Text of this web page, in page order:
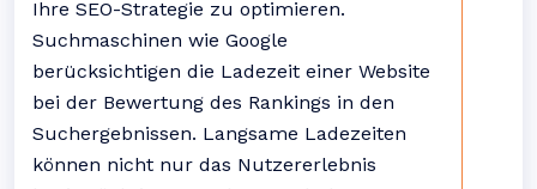
Ihre SEO-Strategie zu optimieren.
Suchmaschinen wie Google
berücksichtigen die Ladezeit einer Website
bei der Bewertung des Rankings in den
Suchergebnissen. Langsame Ladezeiten
können nicht nur das Nutzererlebnis